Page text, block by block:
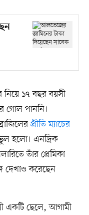
নিয়ে ১৭ বছর বয়সী
গোল পাননি।
প্রীতি ম্যাচের
হলো। এনদ্রিক
তাঁর প্রেমিকা
দেখাও করেছেন
একটি ছেলে, আগামী